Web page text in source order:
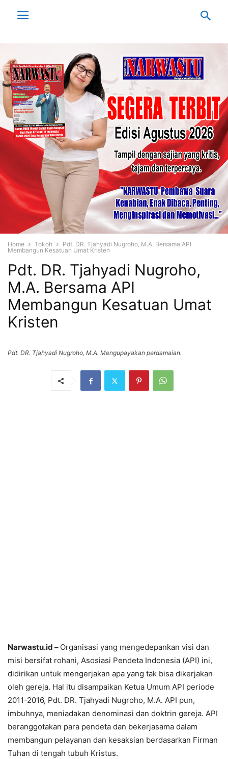
Home Tokoh
Pdt. DR. Tjahyadi Nugroho, M.A. Bersama API
Membangun Kesatuan Umat Kristen
Pdt. DR. Tjahyadi Nugroho,
M.A. Bersama API
Membangun Kesatuan Umat
Kristen
Pdt. DR. Tjahyadi Nugroho, M.A. Mengupayakan perdamaian.
Narwastu.id – Organisasi yang mengedepankan visi dan
misi bersifat rohani, Asosiasi Pendeta Indonesia (API) ini,
didirikan untuk mengerjakan apa yang tak bisa dikerjakan
oleh gereja. Hal itu disampaikan Ketua Umum API periode
2011-2016, Pdt. DR. Tjahyadi Nugroho, M.A. API pun,
imbuhnya, meniadakan denominasi dan doktrin gereja. API
beranggotakan para pendeta dan bekerjasama dalam
membangun pelayanan dan kesaksian berdasarkan Firman
Tuhan di tengah tubuh Kristus.